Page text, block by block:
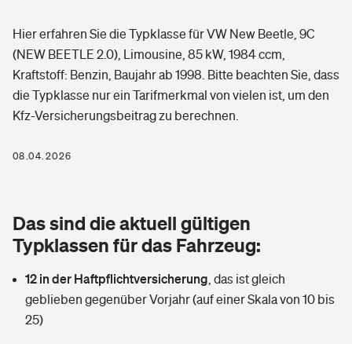
Arbeitsrechtsschutz
Berufshaftpflichtversicherung
Rentenrechner: Wie viel Geld bekomme ich im Alter?
Wer versichert was: Jetzt Versicherer finden
Sie haben Fragen?
Hausratversicherung
Elementarversicherung
Photovoltaik
Wärmepumpen versichern
Vermieterrrechtsschutz
Mietkautionsversicherung
Restkreditversicherung
Pri­vate Haft­pflicht­
Rechts­schutz­ver­si­che­rung
Kinderunfall­ver­si­che­rung
Reiseversicherung
Gesundheit
Private Krankenversicherung
Tierkrankenversicherung
Zur Übersicht
Hier erfahren Sie die Typklasse für VW New Beetle, 9C
(NEW BEETLE 2.0), Limousine, 85 kW, 1984 ccm,
Kraftstoff: Benzin, Baujahr ab 1998. Bitte beachten Sie, dass
die Typklasse nur ein Tarifmerkmal von vielen ist, um den
Kfz-Versicherungsbeitrag zu berechnen.
08.04.2026
Das sind die aktuell gültigen
Typklassen für das Fahrzeug:
12 in der Haftpflichtversicherung das ist gleich
geblieben gegenüber Vorjahr (auf einer Skala von 10 bis
25)